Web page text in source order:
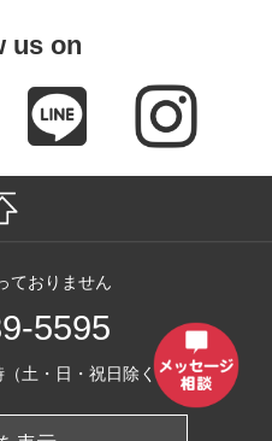
us on
ておりません
5595
土・日・祝日除く）